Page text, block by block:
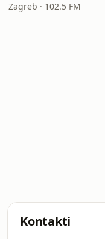
Zagreb · 102.5 FM
Kontakti